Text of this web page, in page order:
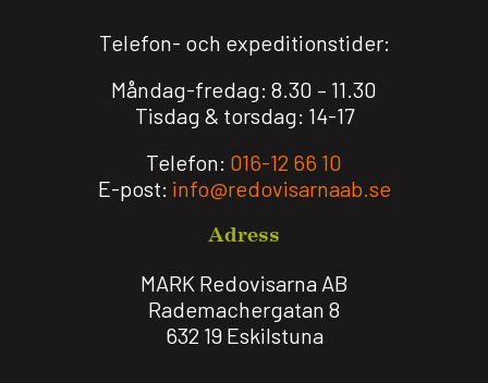
Telefon- och expeditionstider:
Måndag-fredag: 8.30 – 11.30
Tisdag & torsdag: 14-17
Telefon: 016-12 66 10
E-post: info@redovisarnaab.se
Adress
MARK Redovisarna AB
Rademachergatan 8
632 19 Eskilstuna